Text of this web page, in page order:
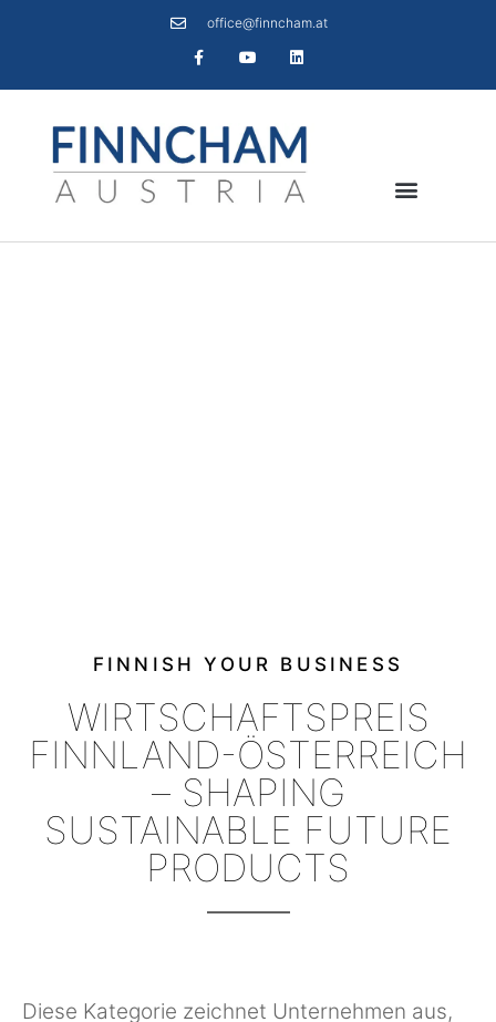
office@finncham.at
FINNISH YOUR BUSINESS
WIRTSCHAFTSPREIS
FINNLAND-ÖSTERREICH
– SHAPING
SUSTAINABLE FUTURE
PRODUCTS
Diese Kategorie zeichnet Unternehmen aus,